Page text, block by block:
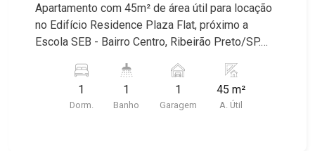
Apartamento com 45m² de área útil para locação
no Edifício Residence Plaza Flat, próximo a
Escola SEB - Bairro Centro, Ribeirão Preto/SP.
Martinelli Imobiliária selecionou para você: -
45m² de área útil - 1 dormitório - Banheiro social
- Sala 2 ambientes - Cozinha planejada - 1 vaga
1
Dorm.
1
Banho
1
Garagem
45 m²
A. Útil